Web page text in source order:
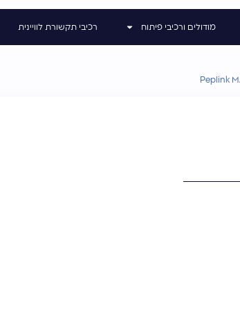
מודולים ורכיבי פיתוח רכיבי תקשורת לוויינית
Peplink